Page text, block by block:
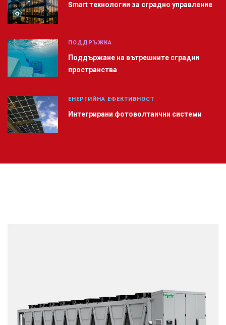
Smart технологии за сградно управление
ПОДДРЪЖКА
Поддържане на вътрешните сградни
пространства
ЕНЕРГИЙНА ЕФЕКТИВНОСТ
Интегрирани фотоволтаични системи